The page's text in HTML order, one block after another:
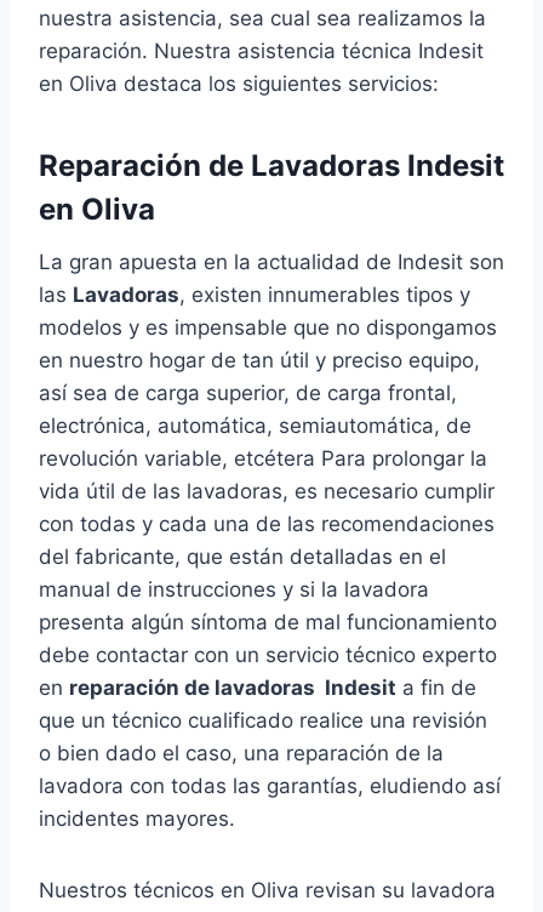
nuestra asistencia, sea cual sea realizamos la
reparación. Nuestra asistencia técnica Indesit
en Oliva destaca los siguientes servicios:
Reparación de Lavadoras Indesit
en Oliva
La gran apuesta en la actualidad de Indesit son
las Lavadoras, existen innumerables tipos y
modelos y es impensable que no dispongamos
en nuestro hogar de tan útil y preciso equipo,
así sea de carga superior, de carga frontal,
electrónica, automática, semiautomática, de
revolución variable, etcétera Para prolongar la
vida útil de las lavadoras, es necesario cumplir
con todas y cada una de las recomendaciones
del fabricante, que están detalladas en el
manual de instrucciones y si la lavadora
presenta algún síntoma de mal funcionamiento
debe contactar con un servicio técnico experto
en reparación de lavadoras Indesit a fin de
que un técnico cualificado realice una revisión
o bien dado el caso, una reparación de la
lavadora con todas las garantías, eludiendo así
incidentes mayores.
Nuestros técnicos en Oliva revisan su lavadora